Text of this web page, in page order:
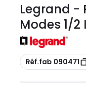
Legrand -
Modes 1/2
Copie
Réf.fab 090471